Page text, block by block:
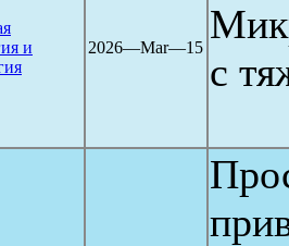
и
2026―Mar―15
c